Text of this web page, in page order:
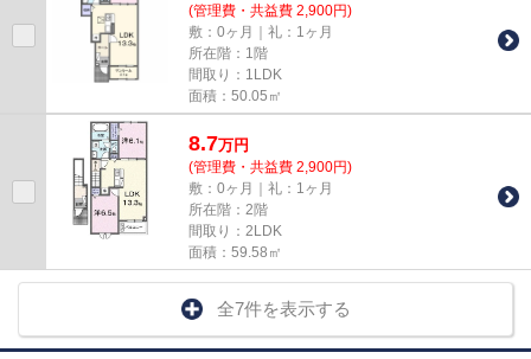
(管理費・共益費 2,900円)
敷：0ヶ月｜礼：1ヶ月
所在階：1階
間取り：1LDK
面積：50.05㎡
8.7万円
(管理費・共益費 2,900円)
敷：0ヶ月｜礼：1ヶ月
所在階：2階
間取り：2LDK
面積：59.58㎡
全7件を表示する